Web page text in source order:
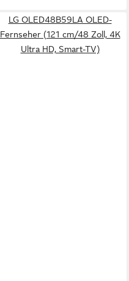
LG OLED48B59LA OLED-
Fernseher (121 cm/48 Zoll, 4K
Ultra HD, Smart-TV)